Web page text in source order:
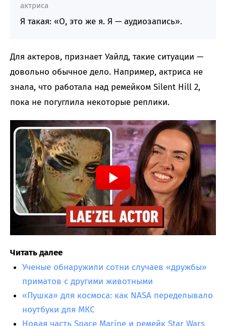
актриса
Я такая: «О, это же я. Я — аудиозапись».
Для актеров, признает Уайлд, такие ситуации —
довольно обычное дело. Например, актриса не
знала, что работала над ремейком Silent Hill 2,
пока не погуглила некоторые реплики.
Читать далее
Ученые обнаружили сотни случаев «дружбы»
приматов с другими животными
«Пушка» для космоса: как NASA переделывало
ноутбуки для МКС